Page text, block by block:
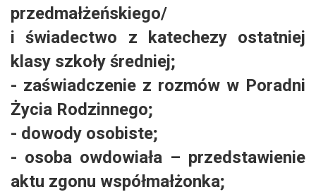
przedmałżeńskiego/
i świadectwo z katechezy ostatniej
klasy szkoły średniej;
- zaświadczenie z rozmów w Poradni
Życia Rodzinnego;
- dowody osobiste;
- osoba owdowiała – przedstawienie
aktu zgonu współmałżonka;